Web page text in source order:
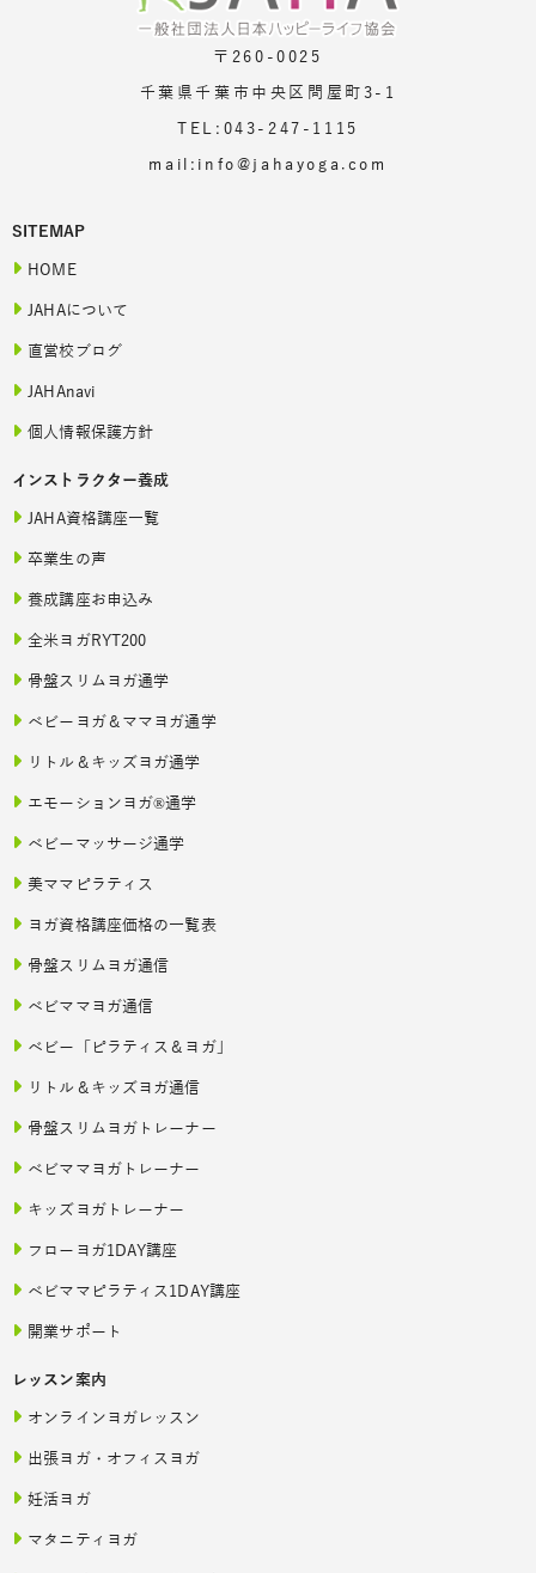
〒260-0025
千葉県千葉市中央区問屋町3-1
TEL:043-247-1115
mail:info@jahayoga.com
SITEMAP
HOME
JAHAについて
直営校ブログ
JAHAnavi
個人情報保護方針
インストラクター養成
JAHA資格講座一覧
卒業生の声
養成講座お申込み
全米ヨガRYT200
骨盤スリムヨガ通学
ベビーヨガ＆ママヨガ通学
リトル＆キッズヨガ通学
エモーションヨガ®通学
ベビーマッサージ通学
美ママピラティス
ヨガ資格講座価格の一覧表
骨盤スリムヨガ通信
ベビママヨガ通信
ベビー「ピラティス＆ヨガ」
リトル＆キッズヨガ通信
骨盤スリムヨガトレーナー
ベビママヨガトレーナー
キッズヨガトレーナー
フローヨガ1DAY講座
ベビママピラティス1DAY講座
開業サポート
レッスン案内
オンラインヨガレッスン
出張ヨガ・オフィスヨガ
妊活ヨガ
マタニティヨガ